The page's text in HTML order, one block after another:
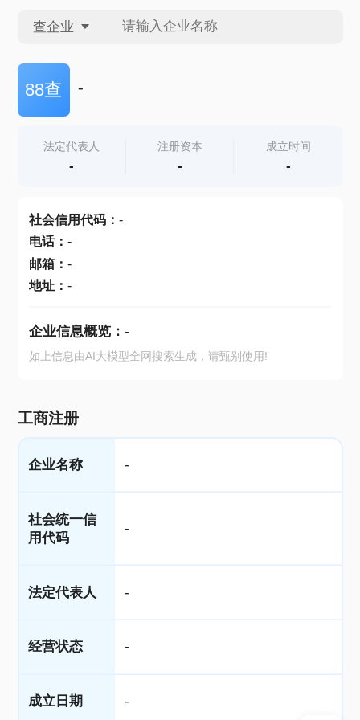
查企业
查企业
查产地
88查 -
法定代表人
-
注册资本
-
成立时间
-
社会信用代码： -
电话： -
邮箱： -
地址： -
企业信息概览： -
如上信息由AI大模型全网搜索生成，请甄别使用!
工商注册
企业名称 -
社会统一信
用代码
-
法定代表人 -
经营状态 -
成立日期 -